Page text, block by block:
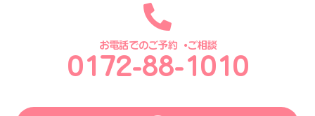
お電話でのご予約・ご相談
0172-88-1010